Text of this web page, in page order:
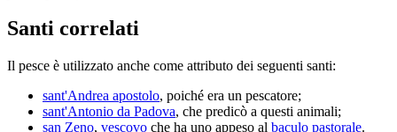
Santi correlati
Il pesce è utilizzato anche come attributo dei seguenti santi:
sant'Andrea apostolo, poiché era un pescatore;
sant'Antonio da Padova, che predicò a questi animali;
san Zeno, vescovo che ha uno appeso al baculo pastorale.